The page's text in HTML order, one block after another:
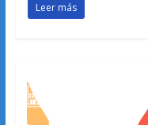
Leer más